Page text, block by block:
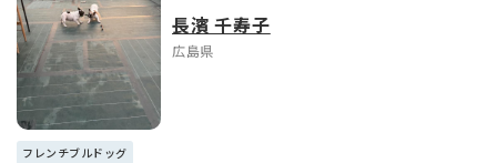
長濱 千寿子
広島県
フレンチブルドッグ